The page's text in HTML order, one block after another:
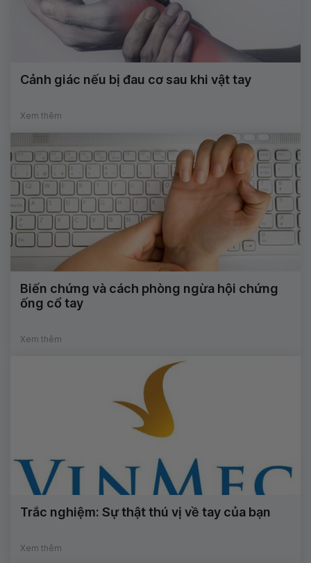
Cảnh giác nếu bị đau cơ sau khi vật tay
Xem thêm
Biến chứng và cách phòng ngừa hội chứng
ống cổ tay
Xem thêm
Trắc nghiệm: Sự thật thú vị về tay của bạn
Xem thêm